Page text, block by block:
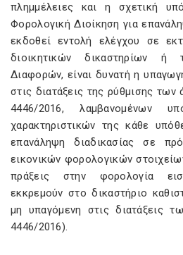
πλημμέλειες και η σχετική
Φορολογική Διοίκηση για
εκδοθεί εντολή ελέγχου σε
διοικητικών δικαστηρίων
Διαφορών, είναι δυνατή η
στις διατάξεις της ρύθμισης
4446/2016, λαμβανομένων
χαρακτηριστικών της κάθε
επανάληψη διαδικασίας σε
εικονικών φορολογικών
πράξεις στην φορολογία
εκκρεμούν στο δικαστήριο
μη υπαγόμενη στις διατάξεις
4446/2016).